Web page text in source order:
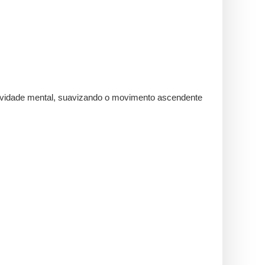
mental, suavizando o movimento ascendente